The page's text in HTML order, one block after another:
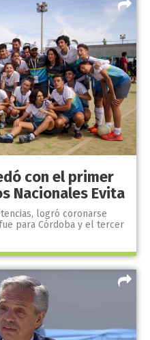
con el primer
Nacionales Evita
logró coronarse
para Córdoba y el tercer